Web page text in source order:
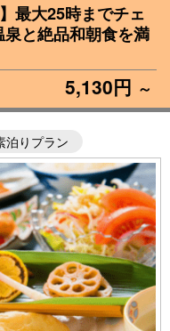
最大25時までチェ
と絶品和朝食を満
5,130円 ～
泊りプラン